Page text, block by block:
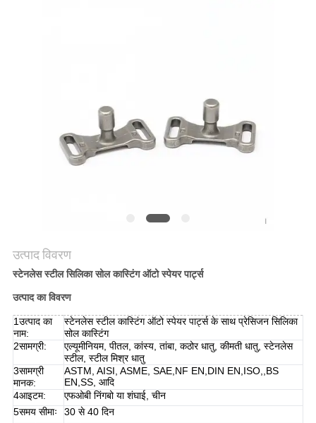
गोपनीयता
नीति
उत्पाद विवरण
स्टेनलेस स्टील सिलिका सोल कास्टिंग ऑटो स्पेयर पार्ट्स
उत्पाद का विवरण
1उत्पाद का
नाम:
स्टेनलेस स्टील कास्टिंग ऑटो स्पेयर पार्ट्स के साथ प्रेसिजन सिलिका
सोल कास्टिंग
2सामग्री:
एल्यूमीनियम, पीतल, कांस्य, तांबा, कठोर धातु, कीमती धातु, स्टेनलेस
स्टील, स्टील मिश्र धातु
3सामग्री
मानक:
ASTM, AISI, ASME, SAE,NF EN,DIN EN,ISO,,BS
EN,SS, आदि
4आइटम:
एफओबी निंगबो या शंघाई, चीन
5समय सीमाः
30 से 40 दिन